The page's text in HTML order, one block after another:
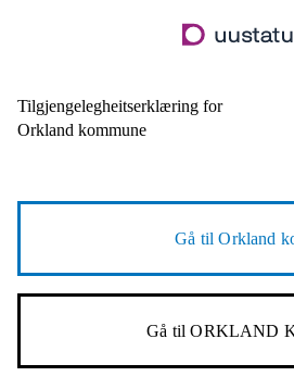
til
Tilgjengelegheitserklæring for
Orkland kommune
Gå tilOrkland
Gå tilORKLAND